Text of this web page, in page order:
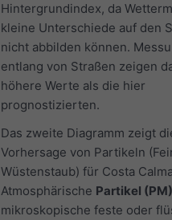
Hintergrundindex, da
kleine Unterschiede auf den
nicht abbilden können.
entlang von Straßen zeigen
höhere Werte als die hier
prognostizierten.
Das zweite Diagramm zeigt
Vorhersage von Partikeln
Wüstenstaub) für Costa
Atmosphärische Partikel (PM)
mikroskopische feste oder